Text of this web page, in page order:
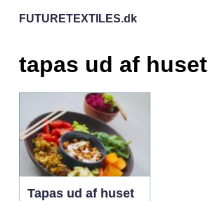
FUTURETEXTILES.dk
tapas ud af huset
Tapas ud af huset